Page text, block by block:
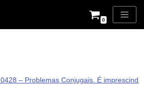
0
– Problemas Conjugais. É